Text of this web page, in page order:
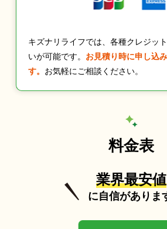
キズナリライフでは、各種クレジッ
いが可能です。 お見積り時に申し込
す。 お気軽にご相談ください。
料金表
業界最安値
に自信がありま